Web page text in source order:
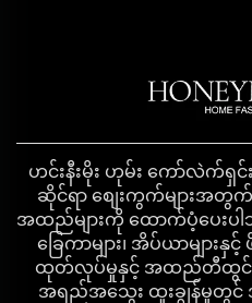
ဟင်းနီးမိုး ဟုမ်း ကော်လဲက်ရှ
ဆိုင်ရာ စျေးကွက်များအ
အထည်များကို ထောက်ပံ့ပေး
ခြေကာများ၊ အိပ်ယာများ
ထုတ်လုပ်မှုနှင့် အထည်တီထွင်မှု
အရည်အသွေး ထူးချွန်မှုတွင်